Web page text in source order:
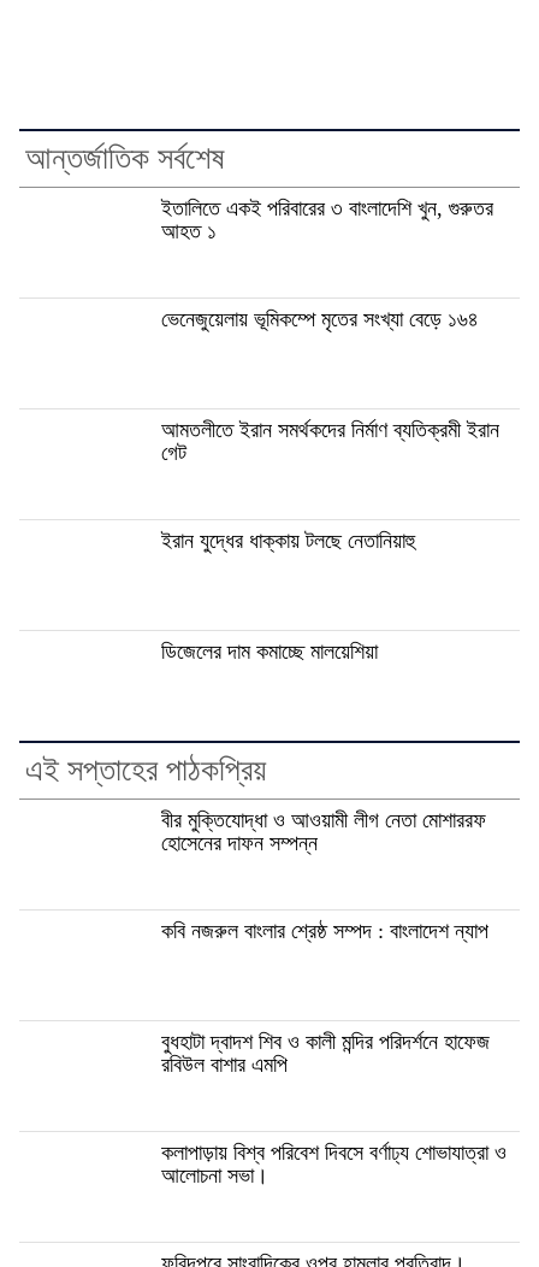
আন্তর্জাতিক সর্বশেষ
ইতালিতে একই পরিবারের ৩ বাংলাদেশি খুন, গুরুতর
আহত ১
ভেনেজুয়েলায় ভূমিকম্পে মৃতের সংখ্যা বেড়ে ১৬৪
আমতলীতে ইরান সমর্থকদের নির্মাণ ব্যতিক্রমী ইরান
গেট
ইরান যুদ্ধের ধাক্কায় টলছে নেতানিয়াহু
ডিজেলের দাম কমাচ্ছে মালয়েশিয়া
এই সপ্তাহের পাঠকপ্রিয়
বীর মুক্তিযোদ্ধা ও আওয়ামী লীগ নেতা মোশাররফ
হোসেনের দাফন সম্পন্ন
কবি নজরুল বাংলার শ্রেষ্ঠ সম্পদ : বাংলাদেশ ন্যাপ
বুধহাটা দ্বাদশ শিব ও কালী মন্দির পরিদর্শনে হাফেজ
রবিউল বাশার এমপি
কলাপাড়ায় বিশ্ব পরিবেশ দিবসে বর্ণাঢ্য শোভাযাত্রা ও
আলোচনা সভা।